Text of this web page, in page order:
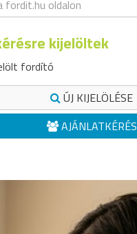
kijelöltek
fordító
ÚJ KIJELÖLÉSE
AJÁNLATKÉRÉS